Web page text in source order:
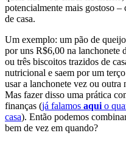
potencialmente mais gostoso
de casa.
Um exemplo: um pão de
por uns R$6,00 na lanchonete
ou três biscoitos trazidos de
nutricional e saem por um
usar a lanchonete vez ou
Mas fazer disso uma prática
finanças (já falamos aqui o
casa). Então podemos
bem de vez em quando?